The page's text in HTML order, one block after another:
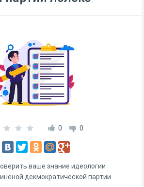
0 0
ваше знание идеологии
декмократической партии